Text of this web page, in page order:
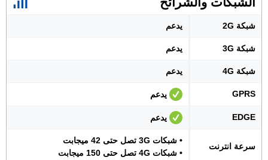
شبكة 2G يدعم
شبكة 3G يدعم
شبكة 4G يدعم
GPRS يدعم
EDGE يدعم
سرعة انترنت
• شبكات 3G تصل حتى 42 ميجابت
• شبكات 4G تصل حتى 150 ميجابت